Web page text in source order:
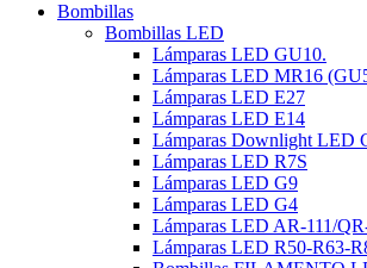
Bombillas
Bombillas LED
Lámparas LED GU10.
Lámparas LED MR16
Lámparas LED E27
Lámparas LED E14
Lámparas Downlight LED
Lámparas LED R7S
Lámparas LED G9
Lámparas LED G4
Lámparas LED AR-111/
Lámparas LED R50-R63-